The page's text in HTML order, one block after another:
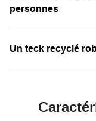
personnes
Un teck recyclé